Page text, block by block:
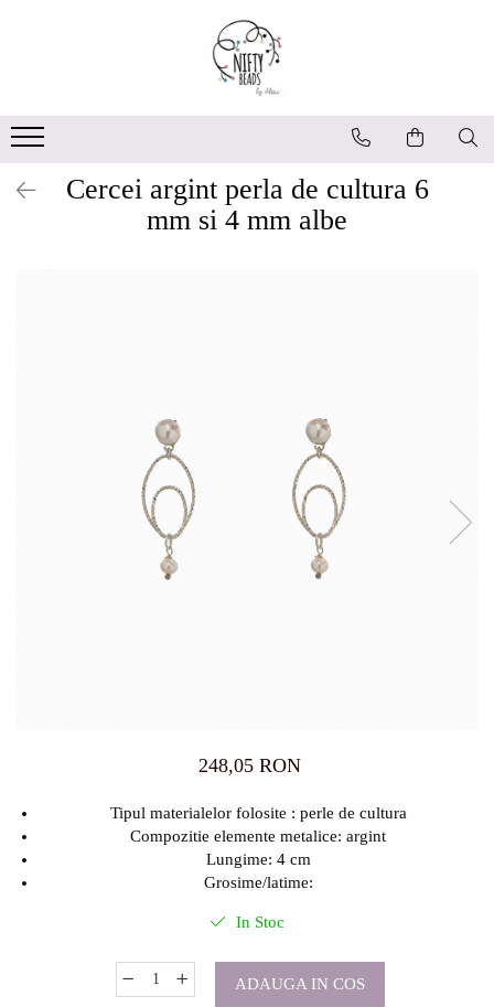
Cercei argint perla de cultura 6
mm si 4 mm albe
248,05 RON
Tipul materialelor folosite : perle de cultura
Compozitie elemente metalice: argint
Lungime: 4 cm
Grosime/latime:
In Stoc
ADAUGA IN COS